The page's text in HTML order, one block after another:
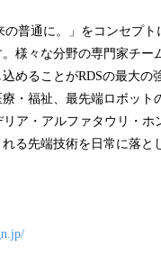
の普通に。」をコンセプ
様々な分野の専門家チ
めることがRDSの最大
・福祉、最先端ロボッ
ア・アルファタウリ・
る先端技術を日常に落